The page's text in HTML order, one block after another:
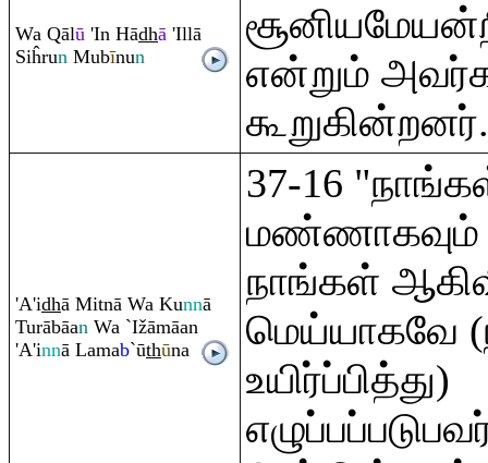
Wa Qālū 'In Hādhā 'Illā
Siĥrun Mubīnun
என்றும்
கூறுகின்றனர்.
'A'idhā Mitnā Wa Kunnā
Turābāan Wa `Ižāmāan
'A'innā Lamab`ūthūna
37-16
மண்ணாகவும்
நாங்கள்
மெய்யாகவே
உயிர்ப்பித்து)